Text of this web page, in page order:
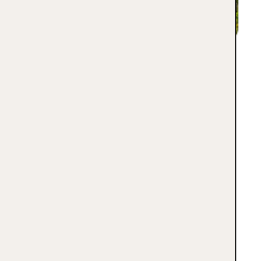
musst du hin
4300 Inseln. Jede von ihnen
und die meisten davon
dort auch einige noch eher